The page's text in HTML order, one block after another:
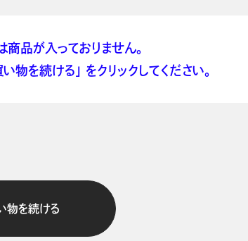
商品が入っておりません。
を続ける」 をクリックしてください。
物を続ける